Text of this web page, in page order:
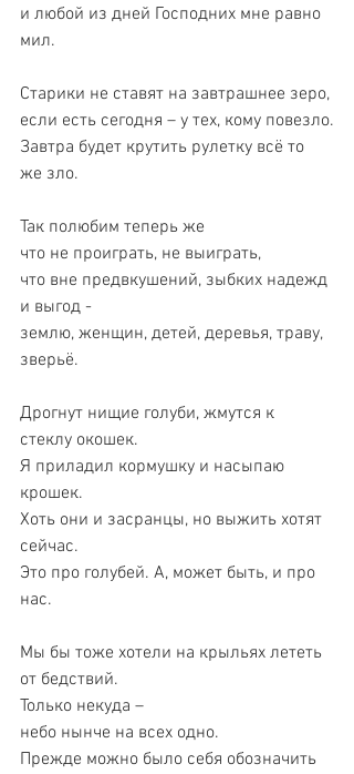
и любой из дней Господних мне равно
мил.
Старики не ставят на завтрашнее зеро,
если есть сегодня – у тех, кому повезло.
Завтра будет крутить рулетку всё то
же зло.
Так полюбим теперь же
что не проиграть, не выиграть,
что вне предвкушений, зыбких надежд
и выгод -
землю, женщин, детей, деревья, траву,
зверьё.
Дрогнут нищие голуби, жмутся к
стеклу окошек.
Я приладил кормушку и насыпаю
крошек.
Хоть они и засранцы, но выжить хотят
сейчас.
Это про голубей. А, может быть, и про
нас.
Мы бы тоже хотели на крыльях лететь
от бедствий.
Только некуда –
небо нынче на всех одно.
Прежде можно было себя обозначить